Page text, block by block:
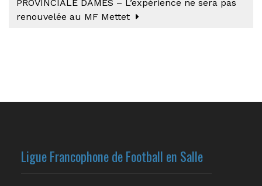
PROVINCIALE DAMES – L’expérience ne sera pas
renouvelée au MF Mettet
Ligue Francophone de Football en Salle